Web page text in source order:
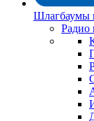
Шлагбаумы
Радио